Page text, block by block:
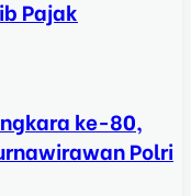
Pajak
ke-80,
Polri